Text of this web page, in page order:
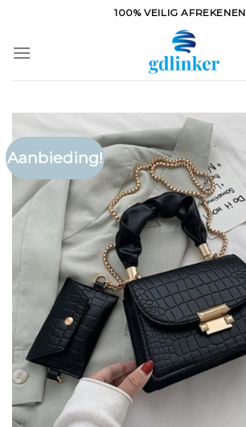
inhoud
100% VEILIG AFREKENEN
Aanbieding!